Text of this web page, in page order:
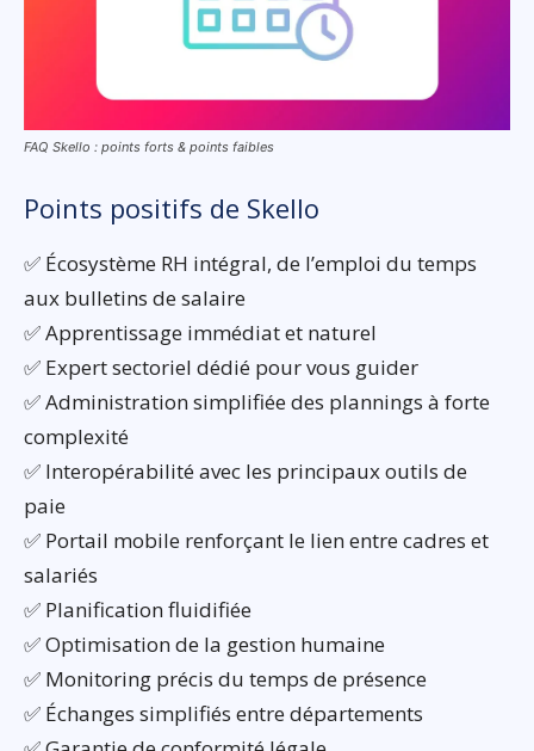
FAQ Skello : points forts & points faibles
Points positifs de Skello
✅ Écosystème RH intégral, de l’emploi du temps
aux bulletins de salaire
✅ Apprentissage immédiat et naturel
✅ Expert sectoriel dédié pour vous guider
✅ Administration simplifiée des plannings à forte
complexité
✅ Interopérabilité avec les principaux outils de
paie
✅ Portail mobile renforçant le lien entre cadres et
salariés
✅ Planification fluidifiée
✅ Optimisation de la gestion humaine
✅ Monitoring précis du temps de présence
✅ Échanges simplifiés entre départements